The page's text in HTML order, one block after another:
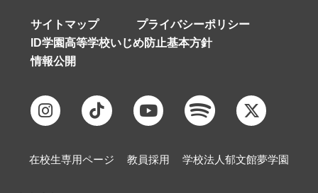
サイトマップ
プライバシーポリシー
ID学園高等学校いじめ防止基本方針
情報公開
在校生専用ページ 教員採用 学校法人郁文館夢学園